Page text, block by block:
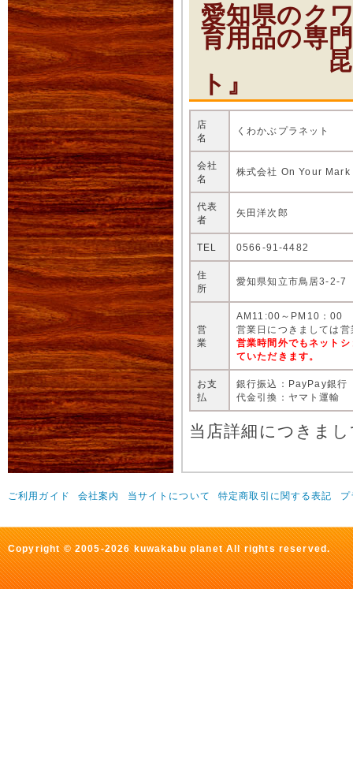
愛知県のク
育用品の専
昆虫シ
ト』
店
名
くわかぶプラネット
会社
名
株式会社 On Your Mark
代表
者
矢田洋次郎
TEL 0566-91-4482
住
所
愛知県知立市鳥居3-2-7
営
業
AM11:00～PM10：00
営業日につきましては
営業時間外でもネット
ていただきます。
お支
払
銀行振込：PayPay銀行
代金引換：ヤマト運輸
当店詳細につきま
ご利用ガイド 会社案内 当サイトについて 特定商取引に関する表記 プ
Copyright © 2005-2026 kuwakabu planet All rights reserved.